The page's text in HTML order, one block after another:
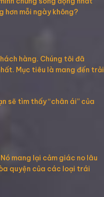
hơn mỗi ngày không?
hàng. Chúng tôi đã
Mục tiêu là mang đến trải
sẽ tìm thấy “chân ái” của
mang lại cảm giác no lâu
quyện của các loại trái